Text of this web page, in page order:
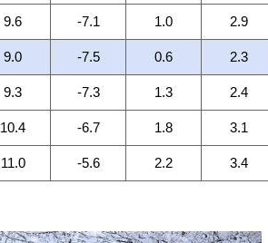
9.6 -7.1 1.0 2.9
9.0 -7.5 0.6 2.3
9.3 -7.3 1.3 2.4
10.4 -6.7 1.8 3.1
11.0 -5.6 2.2 3.4